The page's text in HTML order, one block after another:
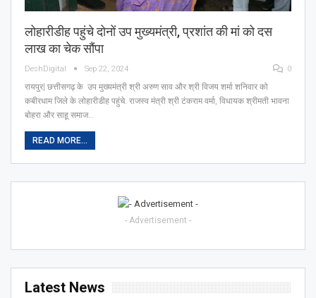
लोहारीडीह पहुंचे दोनों उप मुख्यमंत्री, प्रशांत की मां को दस
लाख का चेक सौंपा
DeshDigital Sep 22, 2024 0
रायपुर| छत्तीसगढ़ के उप मुख्यमंत्री श्री अरुण साव और श्री विजय शर्मा शनिवार को
कबीरधाम जिले के लोहारीडीह पहुंचे. राजस्व मंत्री श्री टंकराम वर्मा, विधायक श्रीमती भावना
बोहरा और साहू समाज…
READ MORE...
- Advertisement -
Latest News